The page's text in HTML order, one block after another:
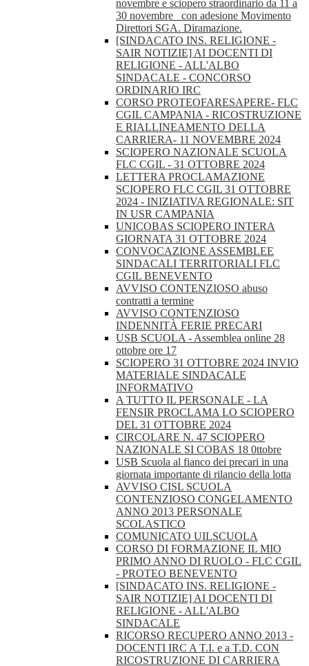
novembre e sciopero straordinario da 11 a
30 novembre_ con adesione Movimento
Direttori SGA. Diramazione.
[SINDACATO INS. RELIGIONE -
SAIR NOTIZIE] AI DOCENTI DI
RELIGIONE - ALL'ALBO
SINDACALE - CONCORSO
ORDINARIO IRC
CORSO PROTEOFARESAPERE- FLC
CGIL CAMPANIA - RICOSTRUZIONE
E RIALLINEAMENTO DELLA
CARRIERA- 11 NOVEMBRE 2024
SCIOPERO NAZIONALE SCUOLA
FLC CGIL - 31 OTTOBRE 2024
LETTERA PROCLAMAZIONE
SCIOPERO FLC CGIL 31 OTTOBRE
2024 - INIZIATIVA REGIONALE: SIT
IN USR CAMPANIA
UNICOBAS SCIOPERO INTERA
GIORNATA 31 OTTOBRE 2024
CONVOCAZIONE ASSEMBLEE
SINDACALI TERRITORIALI FLC
CGIL BENEVENTO
AVVISO CONTENZIOSO abuso
contratti a termine
AVVISO CONTENZIOSO
INDENNITÀ FERIE PRECARI
USB SCUOLA - Assemblea online 28
ottobre ore 17
SCIOPERO 31 OTTOBRE 2024 INVIO
MATERIALE SINDACALE
INFORMATIVO
A TUTTO IL PERSONALE - LA
FENSIR PROCLAMA LO SCIOPERO
DEL 31 OTTOBRE 2024
CIRCOLARE N. 47 SCIOPERO
NAZIONALE SI COBAS 18 0ttobre
USB Scuola al fianco dei precari in una
giornata importante di rilancio della lotta
AVVISO CISL SCUOLA
CONTENZIOSO CONGELAMENTO
ANNO 2013 PERSONALE
SCOLASTICO
COMUNICATO UILSCUOLA
CORSO DI FORMAZIONE IL MIO
PRIMO ANNO DI RUOLO - FLC CGIL
- PROTEO BENEVENTO
[SINDACATO INS. RELIGIONE -
SAIR NOTIZIE] AI DOCENTI DI
RELIGIONE - ALL'ALBO
SINDACALE
RICORSO RECUPERO ANNO 2013 -
DOCENTI IRC A T.I. e a T.D. CON
RICOSTRUZIONE DI CARRIERA